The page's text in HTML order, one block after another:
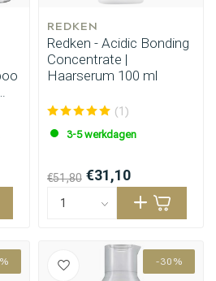
REDKEN
Redken - Acidic Bonding
Concentrate |
Haarserum 100 ml
(1)
3-5 werkdagen
€51,80 €31,10
-30%